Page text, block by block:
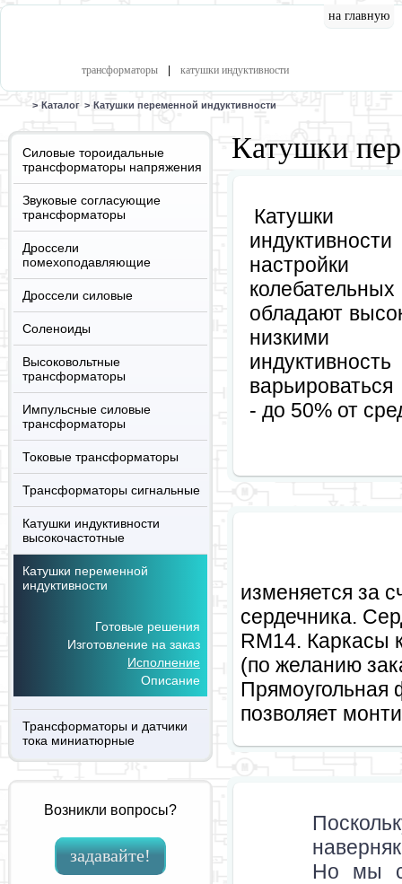
на главную
трансформаторы катушки индуктивности
> Каталог > Катушки переменной индуктивности
Силовые тороидальные
трансформаторы напряжения
Звуковые согласующие
трансформаторы
Дроссели
помехоподавляющие
Дроссели силовые
Соленоиды
Высоковольтные
трансформаторы
Импульсные силовые
трансформаторы
Токовые трансформаторы
Трансформаторы сигнальные
Катушки индуктивности
высокочастотные
Катушки переменной
индуктивности
Готовые решения
Изготовление на заказ
Исполнение
Описание
Трансформаторы и датчики
тока миниатюрные
Возникли вопросы?
задавайте!
Катушки
Катушки
обладают
низкими
- до 50% от
изменяется за
сердечника.
RM14. Каркасы
(по желанию
Прямоугольная
позволяет
Но мы с